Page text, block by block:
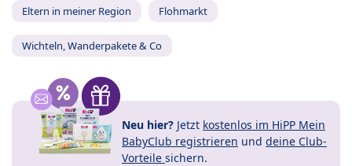
Eltern in meiner Region Flohmarkt
Wichteln, Wanderpakete & Co
Neu hier? Jetzt kostenlos im HiPP Mein
BabyClub registrieren und deine Club-
Vorteile sichern.